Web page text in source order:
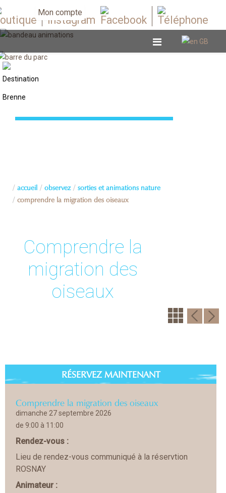
Mon compte
accueil observez sorties et animations nature
comprendre la migration des oiseaux
Comprendre la
migration des
oiseaux
RÉSERVEZ MAINTENANT
Comprendre la migration des oiseaux
dimanche 27 septembre 2026
de 9:00 à 11:00
Rendez-vous :
Lieu de rendez-vous communiqué à la réservtion
ROSNAY
Animateur :